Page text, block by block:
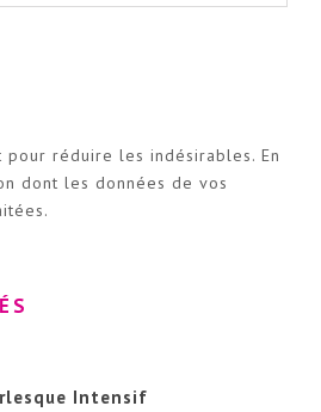
pour réduire les indésirables. En
dont les données de vos
.
Intensif